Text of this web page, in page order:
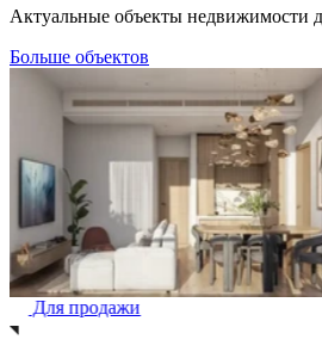
Актуальные объекты недвижимости
Больше объектов
Для продажи